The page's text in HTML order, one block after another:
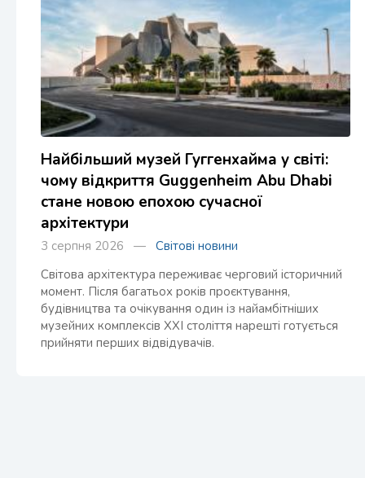
Найбільший музей Гуггенхайма у світі:
чому відкриття Guggenheim Abu Dhabi
стане новою епохою сучасної
архітектури
3 серпня 2026 — Світові новини
Світова архітектура переживає черговий історичний
момент. Після багатьох років проєктування,
будівництва та очікування один із найамбітніших
музейних комплексів XXI століття нарешті готується
прийняти перших відвідувачів.